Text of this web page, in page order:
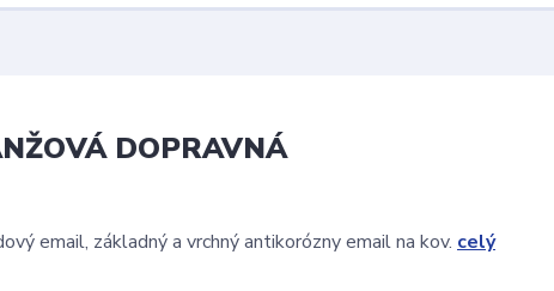
DOPRAVNÁ
email, základný a vrchný antikorózny email na kov. celý